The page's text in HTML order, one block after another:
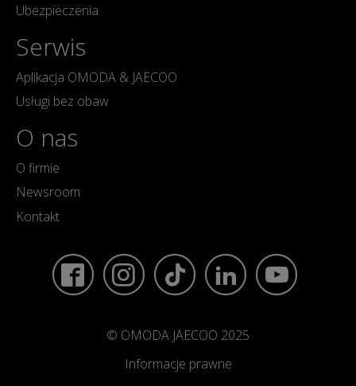
Ubezpieczenia
Serwis
Aplikacja OMODA & JAECOO
Usługi bez obaw
O nas
O firmie
Newsroom
Kontakt
© OMODA JAECOO 2025
Informacje prawne